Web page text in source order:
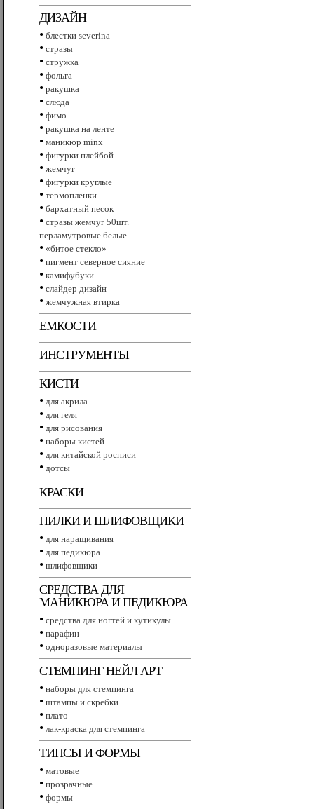
ДИЗАЙН
• блестки severina
• стразы
• стружка
• фольга
• ракушка
• слюда
• фимо
• ракушка на ленте
• маникюр minx
• фигурки плейбой
• жемчуг
• фигурки круглые
• термопленки
• бархатный песок
• стразы жемчуг 50шт.
перламутровые белые
• «битое стекло»
• пигмент северное сияние
• камифубуки
• слайдер дизайн
• жемчужная втирка
ЕМКОСТИ
ИНСТРУМЕНТЫ
КИСТИ
• для акрила
• для геля
• для рисования
• наборы кистей
• для китайской росписи
• дотсы
КРАСКИ
ПИЛКИ И ШЛИФОВЩИКИ
• для наращивания
• для педикюра
• шлифовщики
СРЕДСТВА ДЛЯ
МАНИКЮРА И ПЕДИКЮРА
• средства для ногтей и кутикулы
• парафин
• одноразовые материалы
СТЕМПИНГ НЕЙЛ АРТ
• наборы для стемпинга
• штампы и скребки
• плато
• лак-краска для стемпинга
ТИПСЫ И ФОРМЫ
• матовые
• прозрачные
• формы